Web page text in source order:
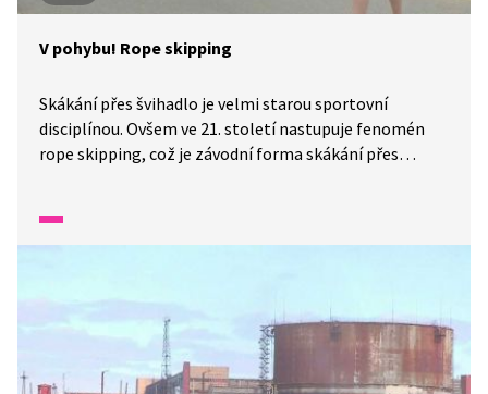
V pohybu! Rope skipping
Skákání přes švihadlo je velmi starou sportovní
disciplínou. Ovšem ve 21. století nastupuje fenomén
rope skipping, což je závodní forma skákání přes
při tréninku využít všichni sportovci. Společně
zaskáčeme.